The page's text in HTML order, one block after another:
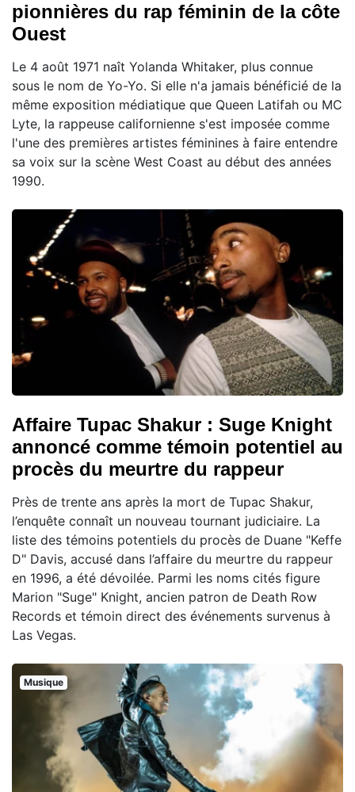
pionnières du rap féminin de la côte
Ouest
Le 4 août 1971 naît Yolanda Whitaker, plus connue
sous le nom de Yo-Yo. Si elle n'a jamais bénéficié de la
même exposition médiatique que Queen Latifah ou MC
Lyte, la rappeuse californienne s'est imposée comme
l'une des premières artistes féminines à faire entendre
sa voix sur la scène West Coast au début des années
1990.
Affaire Tupac Shakur : Suge Knight
annoncé comme témoin potentiel au
procès du meurtre du rappeur
Près de trente ans après la mort de Tupac Shakur,
l’enquête connaît un nouveau tournant judiciaire. La
liste des témoins potentiels du procès de Duane "Keffe
D" Davis, accusé dans l’affaire du meurtre du rappeur
en 1996, a été dévoilée. Parmi les noms cités figure
Marion "Suge" Knight, ancien patron de Death Row
Records et témoin direct des événements survenus à
Las Vegas.
Musique